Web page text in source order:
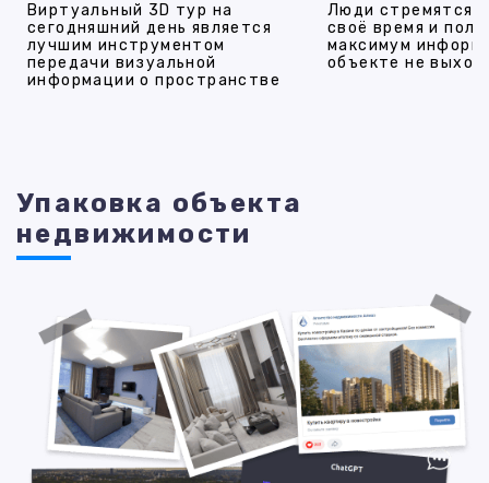
Виртуальный 3D тур на
сегодняшний день является
лучшим инструментом
передачи визуальной
информации о пространстве
Люди стремятся
своё время и
максимум
объекте не
Упаковка объекта
недвижимости